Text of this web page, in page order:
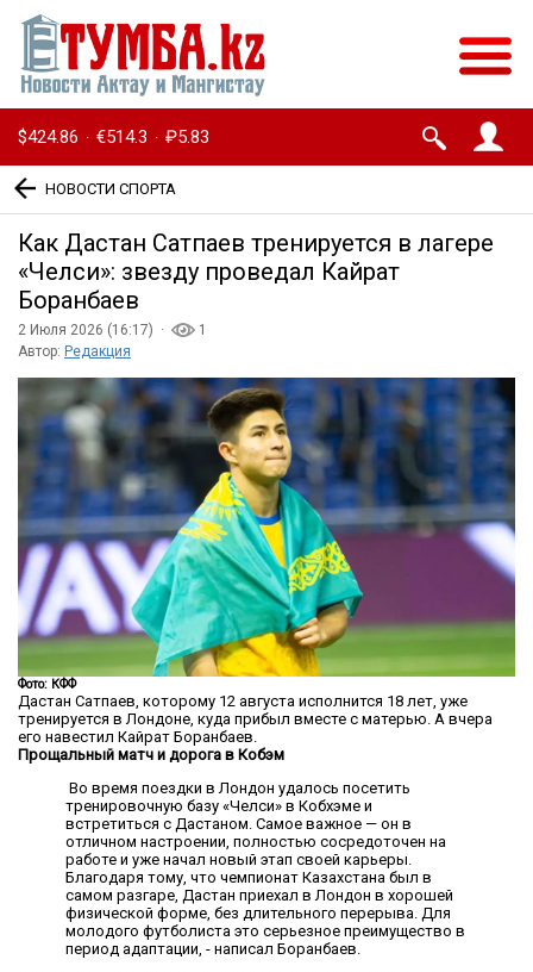
$424.86 · €514.3 · ₽5.83
НОВОСТИ СПОРТА
Как Дастан Сатпаев тренируется в лагере
«Челси»: звезду проведал Кайрат
Боранбаев
2 Июля 2026 (16:17) ·
1
Автор: Редакция
Фото: КФФ
Дастан Сатпаев, которому 12 августа исполнится 18 лет, уже
тренируется в Лондоне, куда прибыл вместе с матерью. А вчера
его навестил Кайрат Боранбаев.
Прощальный матч и дорога в Кобэм
Во время поездки в Лондон удалось посетить
тренировочную базу «Челси» в Кобхэме и
встретиться с Дастаном. Самое важное — он в
отличном настроении, полностью сосредоточен на
работе и уже начал новый этап своей карьеры.
Благодаря тому, что чемпионат Казахстана был в
самом разгаре, Дастан приехал в Лондон в хорошей
физической форме, без длительного перерыва. Для
молодого футболиста это серьезное преимущество в
период адаптации, - написал Боранбаев.